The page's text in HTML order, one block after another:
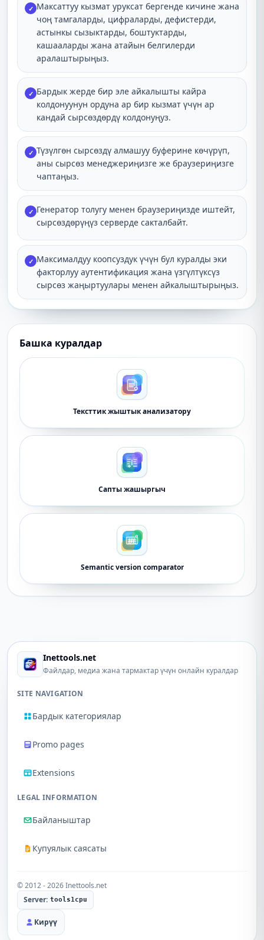
✓ Максаттуу кызмат уруксат бергенде кичине жана
чоң тамгаларды, цифраларды, дефистерди,
астынкы сызыктарды, боштуктарды,
кашааларды жана атайын белгилерди
аралаштырыңыз.
✓ Бардык жерде бир эле айкалышты кайра
колдонуунун ордуна ар бир кызмат үчүн ар
кандай сырсөздөрдү колдонуңуз.
✓ Түзүлгөн сырсөздү алмашуу буферине көчүрүп,
аны сырсөз менеджериңизге же браузериңизге
чаптаңыз.
✓ Генератор толугу менен браузериңизде иштейт,
сырсөздөрүңүз серверде сакталбайт.
✓ Максималдуу коопсуздук үчүн бул куралды эки
факторлуу аутентификация жана үзгүлтүксүз
сырсөз жаңыртуулары менен айкалыштырыңыз.
Башка куралдар
Тексттик жыштык анализатору
Сапты жашыргыч
Semantic version comparator
Inettools.net
Файлдар, медиа жана тармактар ​​үчүн онлайн куралдар
SITE NAVIGATION
Бардык категориялар
Promo pages
Extensions
LEGAL INFORMATION
Байланыштар
Купуялык саясаты
© 2012 - 2026 Inettools.net
Server: tools1cpu
Кирүү